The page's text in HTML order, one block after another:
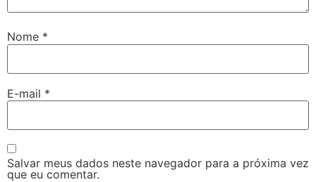
Nome *
E-mail *
Salvar meus dados neste navegador para a próxima vez
que eu comentar.